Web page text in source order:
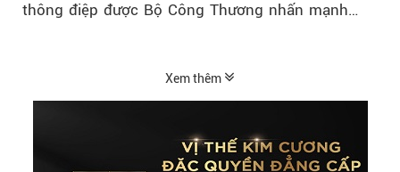
thông điệp được Bộ Công Thương nhấn mạnh…
Xem thêm